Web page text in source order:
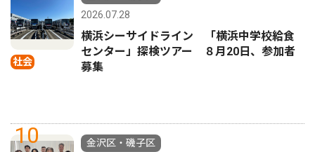
社会
2026.07.28
横浜シーサイドライン 「横浜中学校給食
センター」探検ツアー ８月20日、参加者
募集
10
金沢区・磯子区